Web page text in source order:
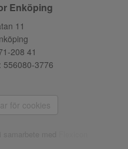
Enköping
11
208 41
556080-3776
för cookies